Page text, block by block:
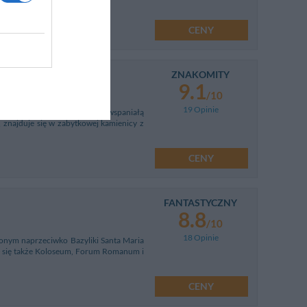
CENY
placem Piazza di Spagna a wspaniałą
się w zabytkowej kamienicy z
ZNAKOMITY
9.1/10
19 Opinie
CENY
naprzeciwko Bazyliki Santa Maria
także Koloseum, Forum Romanum i
FANTASTYCZNY
8.8/10
18 Opinie
CENY